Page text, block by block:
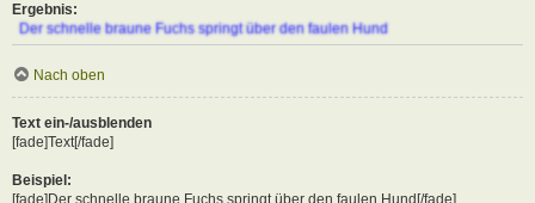
Ergebnis:
Der schnelle braune Fuchs springt über den faulen Hund
Nach oben
Text ein-/ausblenden
[fade]Text[/fade]
Beispiel: